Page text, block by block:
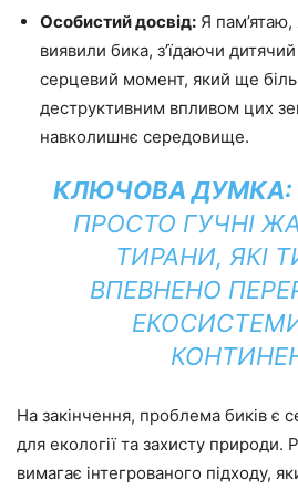
Особистий досвід: Я
виявили бика, з’їдаючи
серцевий момент, який ще
деструктивним впливом цих
навколишнє середовище.
КЛЮЧОВА ДУМКА:
ПРОСТО ГУЧНІ
ТИРАНИ, ЯКІ
ВПЕВНЕНО
На закінчення, проблема биків
для екології та захисту природи.
вимагає інтегрованого підходу,